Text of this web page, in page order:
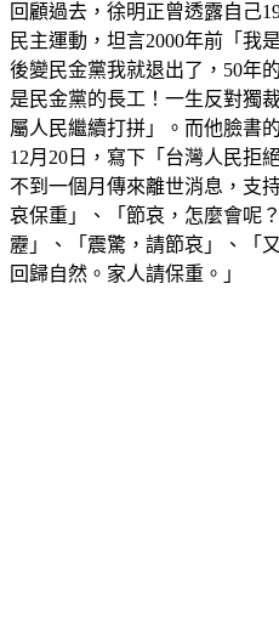
回顧過去，徐明正曾透露自己
民主運動，坦言2000年前「我
後變民金黨我就退出了，50年
是民金黨的長工！一生反對獨
屬人民繼續打拼」。而他臉書
12月20日，寫下「台灣人民拒
不到一個月傳來離世消息，支
哀保重」、「節哀，怎麼會呢
靂」、「震驚，請節哀」、「
回歸自然。家人請保重。」